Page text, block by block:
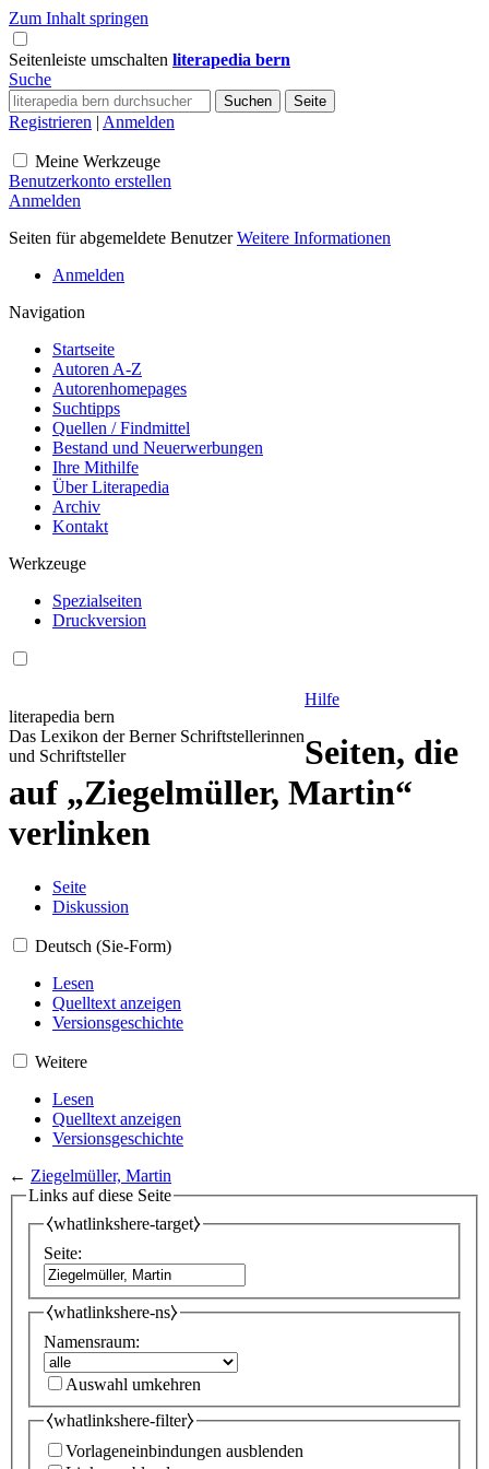
Zum Inhalt springen
Seitenleiste umschalten literapedia bern
Suche
Registrieren | Anmelden
Meine Werkzeuge
Benutzerkonto erstellen
Anmelden
Seiten für abgemeldete BenutzerWeitere Informationen
Anmelden
Navigation
Startseite
Autoren A-Z
Autorenhomepages
Suchtipps
Quellen / Findmittel
Bestand und Neuerwerbungen
Ihre Mithilfe
Über Literapedia
Archiv
Kontakt
Werkzeuge
Spezialseiten
Druckversion
literapedia bern
Das Lexikon der Berner Schriftstellerinnen
und Schriftsteller
Hilfe
Seiten, die
auf „Ziegelmüller, Martin“
verlinken
Seite
Diskussion
Deutsch (Sie-Form)
Lesen
Quelltext anzeigen
Versionsgeschichte
Weitere
Lesen
Quelltext anzeigen
Versionsgeschichte
← Ziegelmüller, Martin
Links auf diese Seite
⧼whatlinkshere-target⧽
Seite:
⧼whatlinkshere-ns⧽
Namensraum:
Auswahl umkehren
⧼whatlinkshere-filter⧽
Vorlageneinbindungen ausblenden